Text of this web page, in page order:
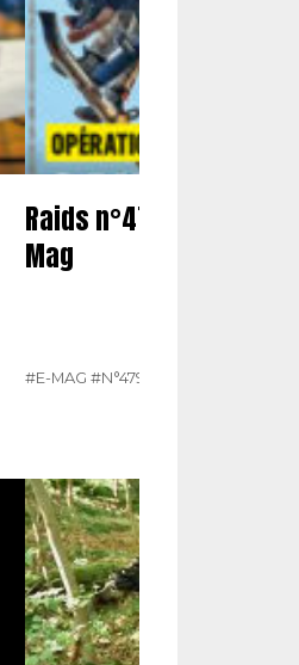
Raids n°479 Juin 2026
Mag
#E-MAG #N°479